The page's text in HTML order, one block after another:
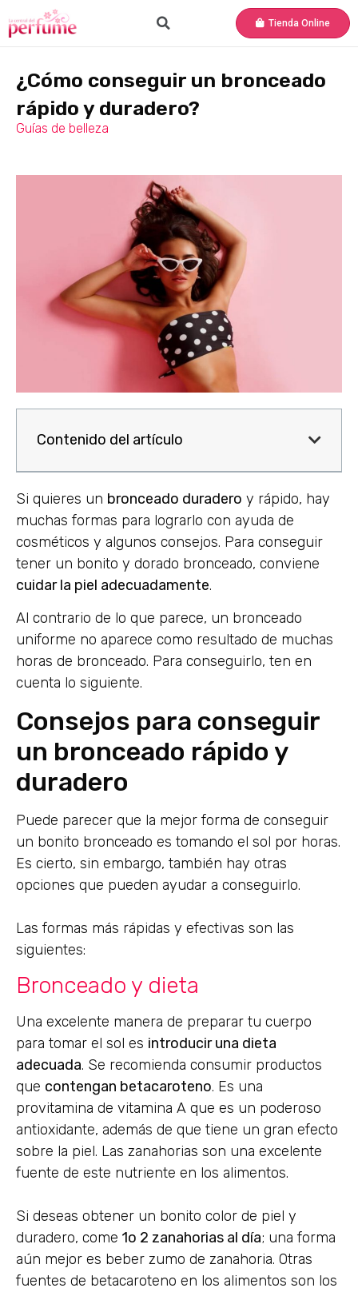
Tienda Online
¿Cómo conseguir un bronceado
rápido y duradero?
Guías de belleza
Contenido del artículo
Si quieres un bronceado duradero y rápido, hay
muchas formas para lograrlo con ayuda de
cosméticos y algunos consejos. Para conseguir
tener un bonito y dorado bronceado, conviene
cuidar la piel adecuadamente.
Al contrario de lo que parece, un bronceado
uniforme no aparece como resultado de muchas
horas de bronceado. Para conseguirlo, ten en
cuenta lo siguiente.
Consejos para conseguir
un bronceado rápido y
duradero
Puede parecer que la mejor forma de conseguir
un bonito bronceado es tomando el sol por horas.
Es cierto, sin embargo, también hay otras
opciones que pueden ayudar a conseguirlo.
Las formas más rápidas y efectivas son las
siguientes:
Bronceado y dieta
Una excelente manera de preparar tu cuerpo
para tomar el sol es introducir una dieta
adecuada. Se recomienda consumir productos
que contengan betacaroteno. Es una
provitamina de vitamina A que es un poderoso
antioxidante, además de que tiene un gran efecto
sobre la piel. Las zanahorias son una excelente
fuente de este nutriente en los alimentos.
Si deseas obtener un bonito color de piel y
duradero, come 1o 2 zanahorias al día; una forma
aún mejor es beber zumo de zanahoria. Otras
fuentes de betacaroteno en los alimentos son los